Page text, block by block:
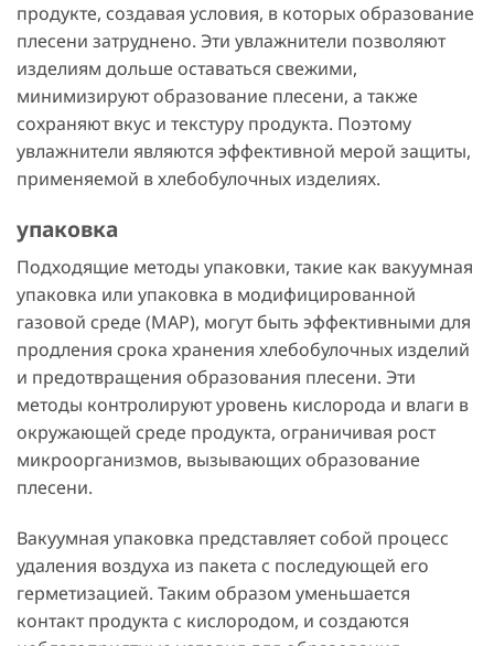
продукте, создавая условия, в которых образование
плесени затруднено. Эти увлажнители позволяют
изделиям дольше оставаться свежими,
минимизируют образование плесени, а также
сохраняют вкус и текстуру продукта. Поэтому
увлажнители являются эффективной мерой защиты,
применяемой в хлебобулочных изделиях.
упаковка
Подходящие методы упаковки, такие как вакуумная
упаковка или упаковка в модифицированной
газовой среде (MAP), могут быть эффективными для
продления срока хранения хлебобулочных изделий
и предотвращения образования плесени. Эти
методы контролируют уровень кислорода и влаги в
окружающей среде продукта, ограничивая рост
микроорганизмов, вызывающих образование
плесени.
Вакуумная упаковка представляет собой процесс
удаления воздуха из пакета с последующей его
герметизацией. Таким образом уменьшается
контакт продукта с кислородом, и создаются